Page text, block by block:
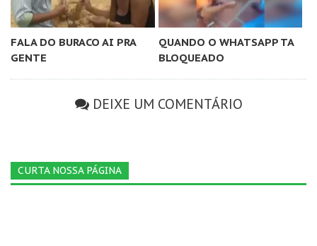
FALA DO BURACO AI PRA
GENTE
QUANDO O WHATSAPP TA
BLOQUEADO
DEIXE UM COMENTÁRIO
CURTA NOSSA PÁGINA